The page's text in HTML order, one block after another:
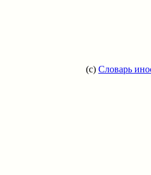
(c) Словарь